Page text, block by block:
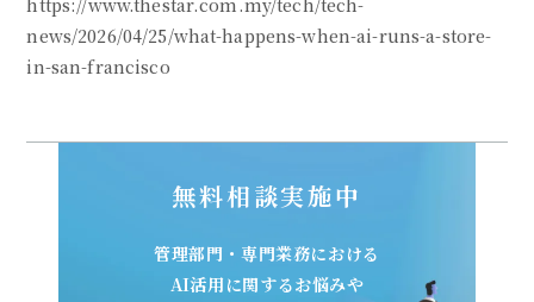
https://www.thestar.com.my/tech/tech-
news/2026/04/25/what-happens-when-ai-runs-a-store-
in-san-francisco
無料相談実施中
管理部門・専門業務における
AI活用に関するお悩みや